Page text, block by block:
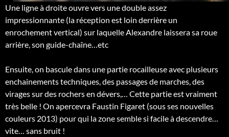
Une ligne à droite ouvre vers une double assez
impressionnante (la réception est loin derrière un
enrochement vertical) sur laquelle Alexandre laissera sa roue
arrière, son guide-chaîne…etc
Ensuite, on bascule dans une partie rocailleuse avec plusieurs
enchainements techniques, des passages de marches, des
virages sur des rochers en dévers,… Cette partie est vraiment
très belle ! On apercevra Faustin Figaret (sous ses nouvelles
couleurs 2013) pour qui la zone semble si facile à descendre…
vite… sans bruit !